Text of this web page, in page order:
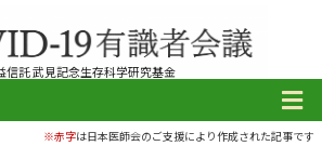
信託 武見記念生存科学研究基金
※赤字は日本医師会のご支援により作成された記事です